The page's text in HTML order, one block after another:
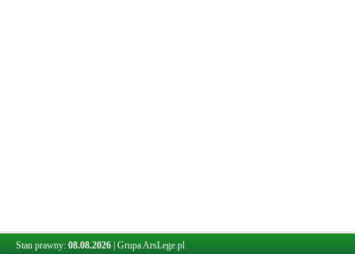
Stan prawny: 08.08.2026 Grupa ArsLege.pl